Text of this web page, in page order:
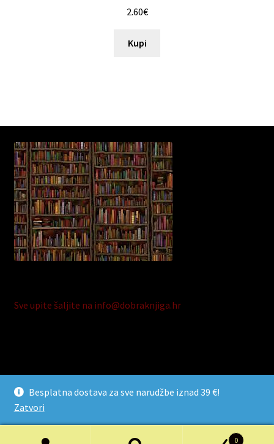
2.60€
Kupi
Sve upite šaljite na info@dobraknjiga.hr
Razvijeno s Storefront i WooCommerce.
0
Besplatna dostava za sve narudžbe iznad 39 €!
Zatvori